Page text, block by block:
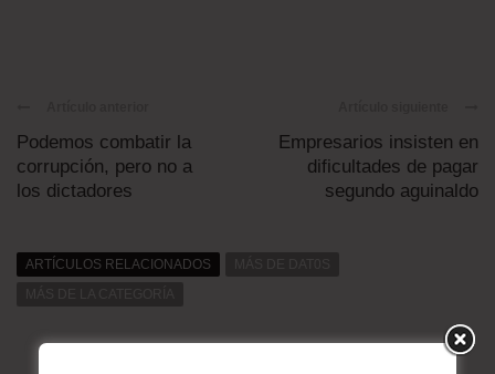
Podemos combatir la
corrupción, pero no a
los dictadores
Empresarios insisten en
dificultades de pagar
segundo aguinaldo
ARTÍCULOS RELACIONADOS